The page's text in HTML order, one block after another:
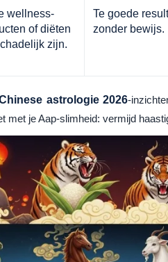
wellness-
of diëten
zijn.
Te goede
zonder bewijs.
astrologie 2026-
met je Aap-slimheid: vermijd